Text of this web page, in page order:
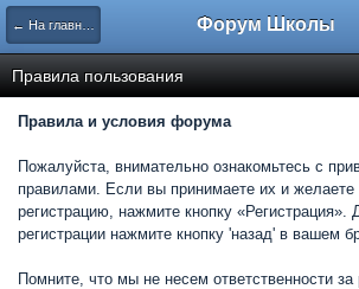
← На главную страницу Форум Школы
Правила пользования
Правила и условия форума
Пожалуйста, внимательно ознакомьтесь с
правилами. Если вы принимаете их и желаете
регистрацию, нажмите кнопку «Регистрация».
регистрации нажмите кнопку 'назад' в вашем
Помните, что мы не несем ответственности